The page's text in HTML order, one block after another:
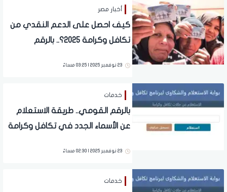
أخبار مصر
كيف احصل على الدعم النقدي من
تكافل وكرامة 2025؟.. بالرقم
23 نوفمبر 2025 | 03:25 مساءً
خدمات
بالرقم القومي.. طريقة الاستعلام
عن الأسماء الجدد في تكافل وكرامة
23 نوفمبر 2025 | 02:30 مساءً
خدمات